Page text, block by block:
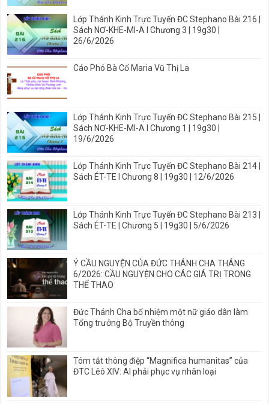
Lớp Thánh Kinh Trực Tuyến ĐC Stephano Bài 216 |
Sách NƠ-KHE-MI-A I Chương 3 | 19g30 |
26/6/2026
Cáo Phó Bà Cố Maria Vũ Thị La
Lớp Thánh Kinh Trực Tuyến ĐC Stephano Bài 215 |
Sách NƠ-KHE-MI-A I Chương 1 | 19g30 |
19/6/2026
Lớp Thánh Kinh Trực Tuyến ĐC Stephano Bài 214 |
Sách ÉT-TE I Chương 8 | 19g30 | 12/6/2026
Lớp Thánh Kinh Trực Tuyến ĐC Stephano Bài 213 |
Sách ÉT-TE | Chương 5 | 19g30 | 5/6/2026
Ý CẦU NGUYỆN CỦA ĐỨC THÁNH CHA THÁNG
6/2026: CẦU NGUYỆN CHO CÁC GIÁ TRỊ TRONG
THỂ THAO
Đức Thánh Cha bổ nhiệm một nữ giáo dân làm
Tổng trưởng Bộ Truyền thông
Tóm tắt thông điệp “Magnifica humanitas” của
ĐTC Lêô XIV: AI phải phục vụ nhân loại